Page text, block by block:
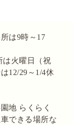
は9時～17
火曜日（祝
12/29～1/4休
地 らくらく
できる場所な